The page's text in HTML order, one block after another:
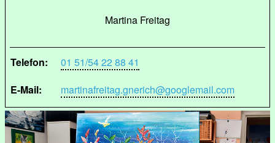
Martina Freitag
Telefon:
01 51/54 22 88 41
E-Mail:
martinafreitag.gnerich@googlemail.com